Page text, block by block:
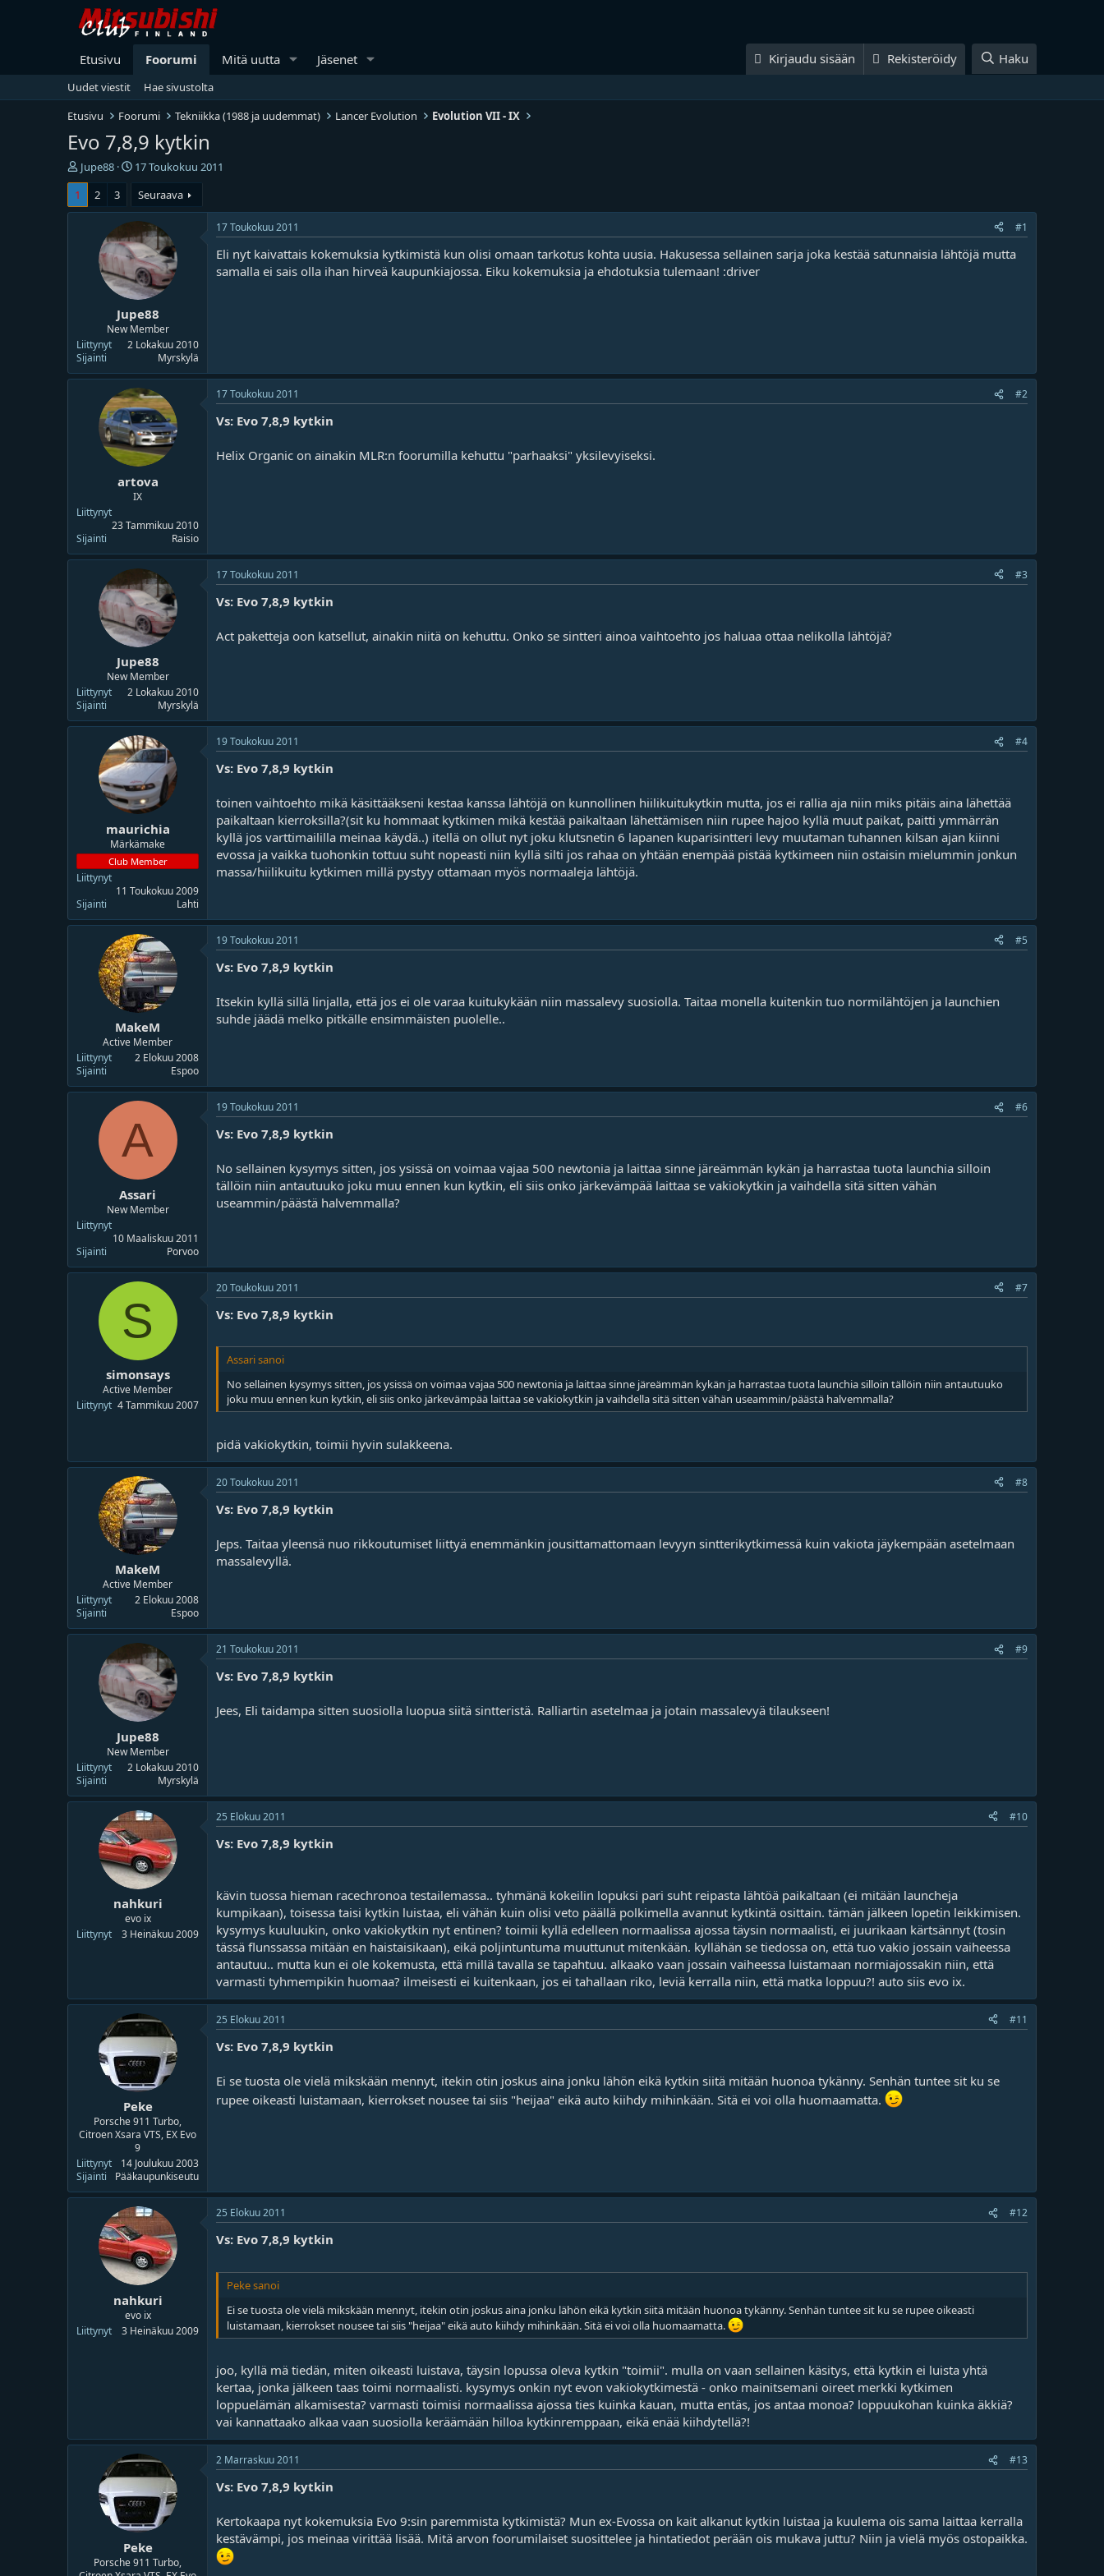
Etusivu Foorumi Mitä uutta Jäsenet Kirjaudu sisään Rekisteröidy Haku
Uudet viestit
Hae sivustolta
Etusivu
Foorumi Tekniikka (1988 ja uudemmat) Lancer Evolution Evolution VII - IX
Evo 7,8,9 kytkin
V
i
s
a
l
o
Jupe88
A
o
i
t
u
s
p
ä
i
v
ä
m
ä
r
ä
17 Toukokuu 2011
1
2 3 Seuraava
Jupe88
New Member
Liittynyt
2 Lokakuu 2010
Sijainti
Myrskylä
17 Toukokuu 2011 #1
Eli nyt kaivattais kokemuksia kytkimistä kun olisi omaan tarkotus kohta uusia. Hakusessa sellainen sarja joka kestää satunnaisia lähtöjä mutta
samalla ei sais olla ihan hirveä kaupunkiajossa. Eiku kokemuksia ja ehdotuksia tulemaan! :driver
artova
IX
Liittynyt
23 Tammikuu 2010
Sijainti
Raisio
17 Toukokuu 2011 #2
Vs: Evo 7,8,9 kytkin
Helix Organic on ainakin MLR:n foorumilla kehuttu "parhaaksi" yksilevyiseksi.
Jupe88
New Member
Liittynyt
2 Lokakuu 2010
Sijainti
Myrskylä
17 Toukokuu 2011 #3
Vs: Evo 7,8,9 kytkin
Act paketteja oon katsellut, ainakin niitä on kehuttu. Onko se sintteri ainoa vaihtoehto jos haluaa ottaa nelikolla lähtöjä?
maurichia
Märkämake
Club Member
Liittynyt
11 Toukokuu 2009
Sijainti
Lahti
19 Toukokuu 2011 #4
Vs: Evo 7,8,9 kytkin
toinen vaihtoehto mikä käsittääkseni kestaa kanssa lähtöjä on kunnollinen hiilikuitukytkin mutta, jos ei rallia aja niin miks pitäis aina lähettää
paikaltaan kierroksilla?(sit ku hommaat kytkimen mikä kestää paikaltaan lähettämisen niin rupee hajoo kyllä muut paikat, paitti ymmärrän
kyllä jos varttimaililla meinaa käydä..) itellä on ollut nyt joku klutsnetin 6 lapanen kuparisintteri levy muutaman tuhannen kilsan ajan kiinni
evossa ja vaikka tuohonkin tottuu suht nopeasti niin kyllä silti jos rahaa on yhtään enempää pistää kytkimeen niin ostaisin mielummin jonkun
massa/hiilikuitu kytkimen millä pystyy ottamaan myös normaaleja lähtöjä.
MakeM
Active Member
Liittynyt
2 Elokuu 2008
Sijainti
Espoo
19 Toukokuu 2011 #5
Vs: Evo 7,8,9 kytkin
Itsekin kyllä sillä linjalla, että jos ei ole varaa kuitukykään niin massalevy suosiolla. Taitaa monella kuitenkin tuo normilähtöjen ja launchien
suhde jäädä melko pitkälle ensimmäisten puolelle..
A
Assari
New Member
Liittynyt
10 Maaliskuu 2011
Sijainti
Porvoo
19 Toukokuu 2011 #6
Vs: Evo 7,8,9 kytkin
No sellainen kysymys sitten, jos ysissä on voimaa vajaa 500 newtonia ja laittaa sinne järeämmän kykän ja harrastaa tuota launchia silloin
tällöin niin antautuuko joku muu ennen kun kytkin, eli siis onko järkevämpää laittaa se vakiokytkin ja vaihdella sitä sitten vähän
useammin/päästä halvemmalla?
S
simonsays
Active Member
Liittynyt 4 Tammikuu 2007
20 Toukokuu 2011 #7
Vs: Evo 7,8,9 kytkin
Assari sanoi
No sellainen kysymys sitten, jos ysissä on voimaa vajaa 500 newtonia ja laittaa sinne järeämmän kykän ja harrastaa tuota launchia silloin tällöin niin antautuuko
joku muu ennen kun kytkin, eli siis onko järkevämpää laittaa se vakiokytkin ja vaihdella sitä sitten vähän useammin/päästä halvemmalla?
pidä vakiokytkin, toimii hyvin sulakkeena.
MakeM
Active Member
Liittynyt
2 Elokuu 2008
Sijainti
Espoo
20 Toukokuu 2011 #8
Vs: Evo 7,8,9 kytkin
Jeps. Taitaa yleensä nuo rikkoutumiset liittyä enemmänkin jousittamattomaan levyyn sintterikytkimessä kuin vakiota jäykempään asetelmaan
massalevyllä.
Jupe88
New Member
Liittynyt
2 Lokakuu 2010
Sijainti
Myrskylä
21 Toukokuu 2011 #9
Vs: Evo 7,8,9 kytkin
Jees, Eli taidampa sitten suosiolla luopua siitä sintteristä. Ralliartin asetelmaa ja jotain massalevyä tilaukseen!
nahkuri
evo ix
Liittynyt
3 Heinäkuu 2009
25 Elokuu 2011 #10
Vs: Evo 7,8,9 kytkin
kävin tuossa hieman racechronoa testailemassa.. tyhmänä kokeilin lopuksi pari suht reipasta lähtöä paikaltaan (ei mitään launcheja
kumpikaan), toisessa taisi kytkin luistaa, eli vähän kuin olisi veto päällä polkimella avannut kytkintä osittain. tämän jälkeen lopetin leikkimisen.
kysymys kuuluukin, onko vakiokytkin nyt entinen? toimii kyllä edelleen normaalissa ajossa täysin normaalisti, ei juurikaan kärtsännyt (tosin
tässä flunssassa mitään en haistaisikaan), eikä poljintuntuma muuttunut mitenkään. kyllähän se tiedossa on, että tuo vakio jossain vaiheessa
antautuu.. mutta kun ei ole kokemusta, että millä tavalla se tapahtuu. alkaako vaan jossain vaiheessa luistamaan normiajossakin niin, että
varmasti tyhmempikin huomaa? ilmeisesti ei kuitenkaan, jos ei tahallaan riko, leviä kerralla niin, että matka loppuu?! auto siis evo ix.
Peke
Porsche 911 Turbo,
Citroen Xsara VTS, EX Evo
9
Liittynyt
14 Joulukuu 2003
Sijainti
Pääkaupunkiseutu
25 Elokuu 2011 #11
Vs: Evo 7,8,9 kytkin
Ei se tuosta ole vielä mikskään mennyt, itekin otin joskus aina jonku lähön eikä kytkin siitä mitään huonoa tykänny. Senhän tuntee sit ku se
rupee oikeasti luistamaan, kierrokset nousee tai siis "heijaa" eikä auto kiihdy mihinkään. Sitä ei voi olla huomaamatta.
nahkuri
evo ix
Liittynyt
3 Heinäkuu 2009
25 Elokuu 2011 #12
Vs: Evo 7,8,9 kytkin
Peke sanoi
Ei se tuosta ole vielä mikskään mennyt, itekin otin joskus aina jonku lähön eikä kytkin siitä mitään huonoa tykänny. Senhän tuntee sit ku se rupee oikeasti
luistamaan, kierrokset nousee tai siis "heijaa" eikä auto kiihdy mihinkään. Sitä ei voi olla huomaamatta.
joo, kyllä mä tiedän, miten oikeasti luistava, täysin lopussa oleva kytkin "toimii". mulla on vaan sellainen käsitys, että kytkin ei luista yhtä
kertaa, jonka jälkeen taas toimi normaalisti. kysymys onkin nyt evon vakiokytkimestä - onko mainitsemani oireet merkki kytkimen
loppuelämän alkamisesta? varmasti toimisi normaalissa ajossa ties kuinka kauan, mutta entäs, jos antaa monoa? loppuukohan kuinka äkkiä?
vai kannattaako alkaa vaan suosiolla keräämään hilloa kytkinremppaan, eikä enää kiihdytellä?!
Peke
Porsche 911 Turbo,
2 Marraskuu 2011 #13
Vs: Evo 7,8,9 kytkin
Kertokaapa nyt kokemuksia Evo 9:sin paremmista kytkimistä? Mun ex-Evossa on kait alkanut kytkin luistaa ja kuulema ois sama laittaa kerralla
kestävämpi, jos meinaa virittää lisää. Mitä arvon foorumilaiset suosittelee ja hintatiedot perään ois mukava juttu? Niin ja vielä myös ostopaikka.